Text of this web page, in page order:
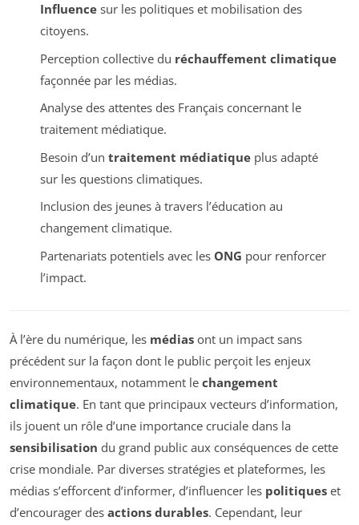
Influencesur les politiques et mobilisation des
citoyens.
Perception collective du réchauffement climatique
façonnée par les médias.
Analyse des attentes des Français concernant le
traitement médiatique.
Besoin d’un traitement médiatiqueplus adapté
sur les questions climatiques.
Inclusion des jeunes à travers l’éducation au
changement climatique.
Partenariats potentiels avec les ONG pour renforcer
l’impact.
À l’ère du numérique, les médias ont un impact sans
précédent sur la façon dont le public perçoit les enjeux
environnementaux, notamment le changement
climatique. En tant que principaux vecteurs d’information,
ils jouent un rôle d’une importance cruciale dans la
sensibilisation du grand public aux conséquences de cette
crise mondiale. Par diverses stratégies et plateformes, les
médias s’efforcent d’informer, d’influencer les politiques et
d’encourager des actions durables. Cependant, leur